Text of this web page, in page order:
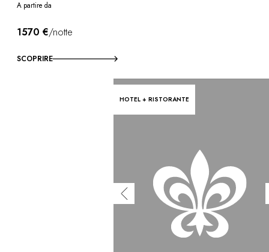
A partire da
1570 €/notte
SCOPRIRE
HOTEL + RISTORANTE